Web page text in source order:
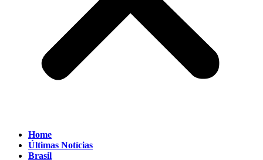
Home
Últimas Notícias
Brasil